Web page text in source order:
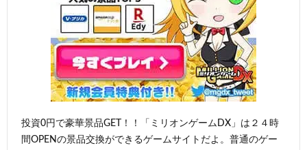
投資0円で豪華景品GET！！「ミリオンゲームDX」は２４時
間OPENの景品交換ができるゲームサイトだよ。普通のゲー